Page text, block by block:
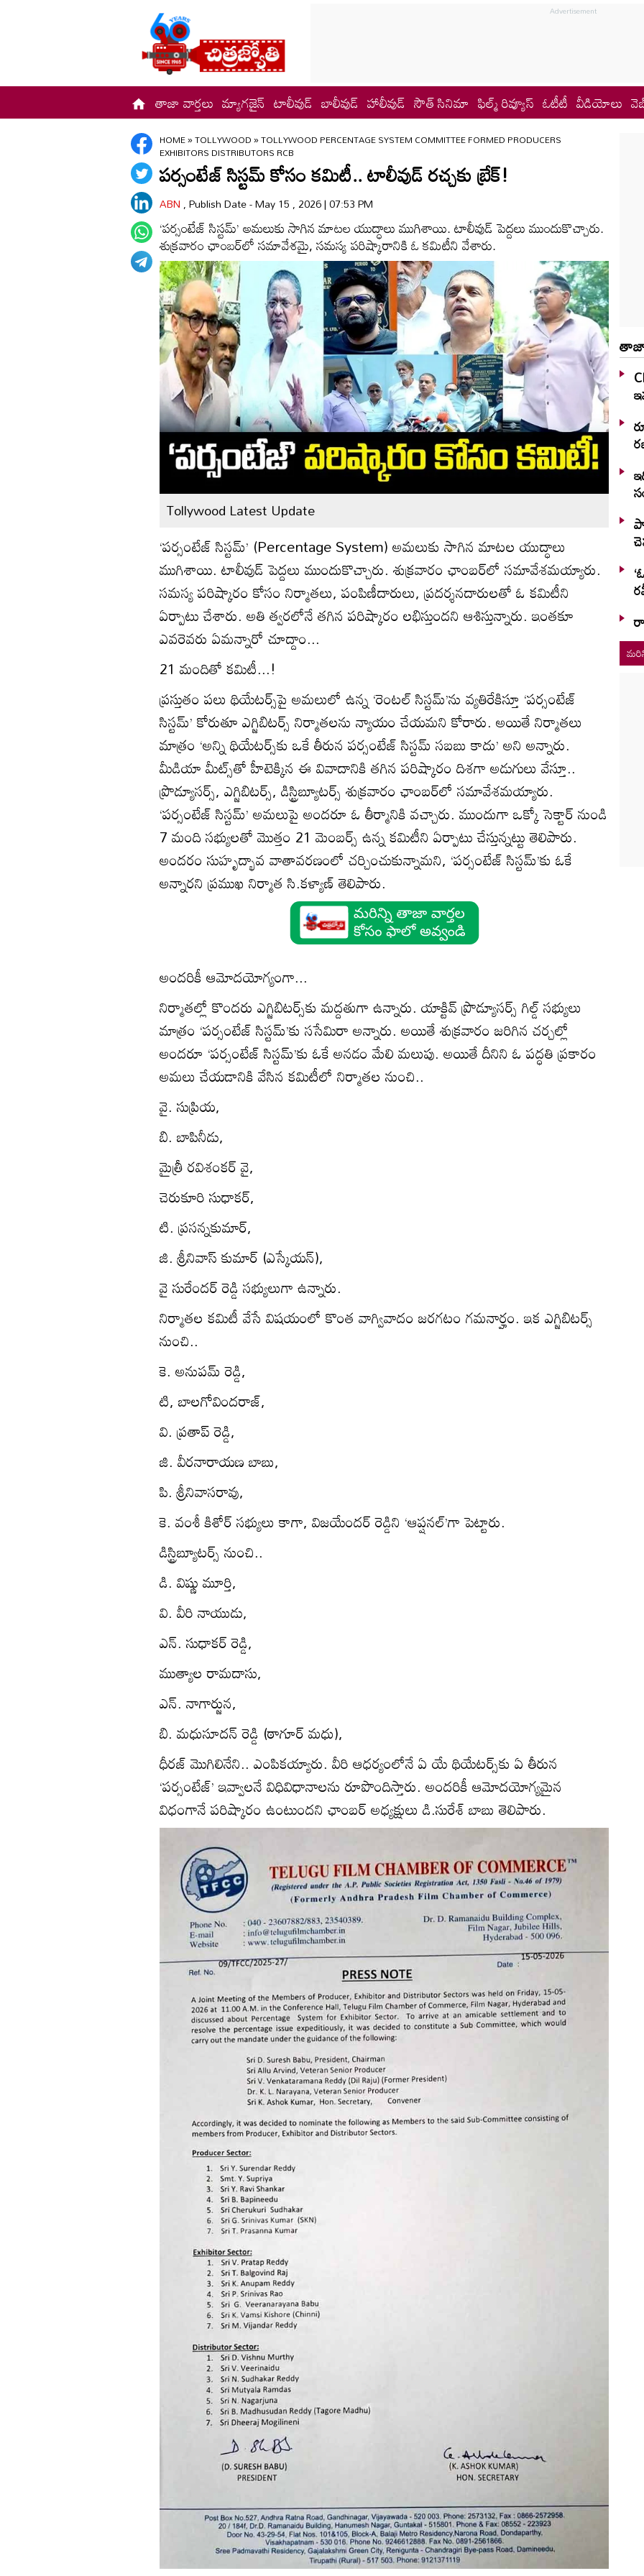
తాజా వార్తలు మ్యాగజైన్ టాలీవుడ్ బాలీవుడ్ హాలీవుడ్ సౌత్ సినిమా ఫిల్మ్ రివ్యూస్ ఓటీటీ వీడియోలు
HOME»TOLLYWOOD»TOLLYWOOD PERCENTAGE SYSTEM COMMITTEE FORMED PRODUCERS
EXHIBITORS DISTRIBUTORS RCB
పర్సంటేజ్ సిస్టమ్ కోసం కమిటీ.. టాలీవుడ్ రచ్చకు బ్రేక్!
ABN, Publish Date - May 15 , 2026 | 07:53 PM
‘పర్సంటేజ్ సిస్టమ్’ అమలుకు సాగిన మాటల యుద్ధాలు ముగిశాయి. టాలీవుడ్ పెద్దలు ముందుకొచ్చారు.
శుక్రవారం ఛాంబర్‌లో సమావేశమై, సమస్య పరిష్కారానికి ఓ కమిటీని వేశారు.
Tollywood Latest Update
‘పర్సంటేజ్ సిస్టమ్’ (Percentage System) అమలుకు సాగిన మాటల యుద్ధాలు
ముగిశాయి. టాలీవుడ్ పెద్దలు ముందుకొచ్చారు. శుక్రవారం ఛాంబర్‌లో సమావేశమయ్యారు.
సమస్య పరిష్కారం కోసం నిర్మాతలు, పంపిణీదారులు, ప్రదర్శనదారులతో ఓ కమిటీని
ఏర్పాటు చేశారు. అతి త్వరలోనే తగిన పరిష్కారం లభిస్తుందని ఆశిస్తున్నారు. ఇంతకూ
ఎవరెవరు ఏమన్నారో చూద్దాం...
21 మందితో కమిటీ...!
ప్రస్తుతం పలు థియేటర్స్‌పై అమలులో ఉన్న ‘రెంటల్ సిస్టమ్’ను వ్యతిరేకిస్తూ ‘పర్సంటేజ్
సిస్టమ్’ కోరుతూ ఎగ్జిబిటర్స్ నిర్మాతలను న్యాయం చేయమని కోరారు. అయితే నిర్మాతలు
మాత్రం ‘అన్ని థియేటర్స్‌కు ఒకే తీరున పర్సంటేజ్ సిస్టమ్ సబబు కాదు’ అని అన్నారు.
మీడియా మీట్స్‌తో హీటెక్కిన ఈ వివాదానికి తగిన పరిష్కారం దిశగా అడుగులు వేస్తూ..
ప్రొడ్యూసర్స్, ఎగ్జిబిటర్స్, డిస్ట్రిబ్యూటర్స్ శుక్రవారం ఛాంబర్‌లో సమావేశమయ్యారు.
‘పర్సంటేజ్ సిస్టమ్’ అమలుపై అందరూ ఓ తీర్మానికి వచ్చారు. ముందుగా ఒక్కో సెక్టార్ నుండి
7 మంది సభ్యులతో మొత్తం 21 మెంబర్స్ ఉన్న కమిటీని ఏర్పాటు చేస్తున్నట్టు తెలిపారు.
అందరం సుహృద్భావ వాతావరణంలో చర్చించుకున్నామని, ‘పర్సంటేజ్ సిస్టమ్’కు ఓకే
అన్నారని ప్రముఖ నిర్మాత సి.కళ్యాణ్ తెలిపారు.
అందరికీ ఆమోదయోగ్యంగా...
నిర్మాతల్లో కొందరు ఎగ్జిబిటర్స్‌కు మద్దతుగా ఉన్నారు. యాక్టివ్ ప్రొడ్యూసర్స్ గిల్డ్ సభ్యులు
మాత్రం ‘పర్సంటేజ్ సిస్టమ్’కు ససేమిరా అన్నారు. అయితే శుక్రవారం జరిగిన చర్చల్లో
అందరూ ‘పర్సంటేజ్ సిస్టమ్’కు ఓకే అనడం మేలి మలుపు. అయితే దీనిని ఓ పద్ధతి ప్రకారం
అమలు చేయడానికి వేసిన కమిటీలో నిర్మాతల నుంచి..
వై. సుప్రియ,
బి. బాపినీడు,
మైత్రీ రవిశంకర్ వై,
చెరుకూరి సుధాకర్,
టి. ప్రసన్నకుమార్,
జి. శ్రీనివాస్ కుమార్ (ఎస్కేయన్),
వై సురేందర్ రెడ్డి సభ్యులుగా ఉన్నారు.
నిర్మాతల కమిటీ వేసే విషయంలో కొంత వాగ్వివాదం జరగటం గమనార్హం. ఇక ఎగ్జిబిటర్స్
నుంచి..
కె. అనుపమ్ రెడ్డి,
టి, బాలగోవిందరాజ్,
వి. ప్రతాప్ రెడ్డి,
జి. వీరనారాయణ బాబు,
పి. శ్రీనివాసరావు,
కె. వంశీ కిశోర్ సభ్యులు కాగా, విజయేందర్ రెడ్డిని ‘ఆప్షనల్’గా పెట్టారు.
డిస్ట్రిబ్యూటర్స్ నుంచి..
డి. విష్ణు మూర్తి,
వి. వీరి నాయుడు,
ఎన్. సుధాకర్ రెడ్డి,
ముత్యాల రామదాసు,
ఎన్. నాగార్జున,
బి. మధుసూదన్ రెడ్డి (ఠాగూర్ మధు),
ధీరజ్ మొగిలినేని.. ఎంపికయ్యారు. వీరి ఆధర్యంలోనే ఏ యే థియేటర్స్‌కు ఏ తీరున
‘పర్సంటేజ్’ ఇవ్వాలనే విధివిధానాలను రూపొందిస్తారు. అందరికీ ఆమోదయోగ్యమైన
విధంగానే పరిష్కారం ఉంటుందని ఛాంబర్ అధ్యక్షులు డి.సురేశ్ బాబు తెలిపారు.
తాజా